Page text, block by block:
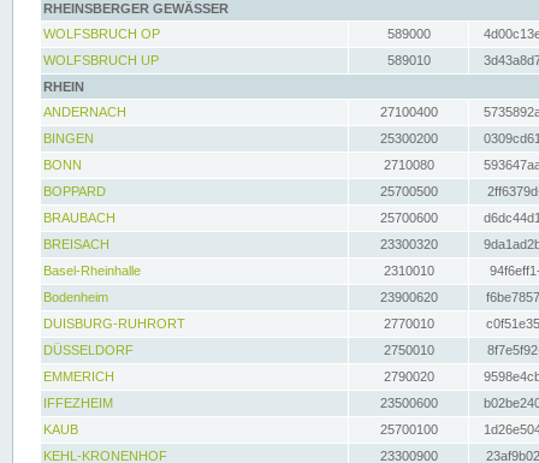
RHEINSBERGER GEWÄSSER
WOLFSBRUCH OP
589000
WOLFSBRUCH UP
589010
RHEIN
ANDERNACH
27100400
BINGEN
25300200
BONN
2710080
BOPPARD
25700500
BRAUBACH
25700600
BREISACH
23300320
Basel-Rheinhalle
2310010
Bodenheim
23900620
DUISBURG-RUHRORT
2770010
DÜSSELDORF
2750010
EMMERICH
2790020
IFFEZHEIM
23500600
KAUB
25700100
KEHL-KRONENHOF
23300900